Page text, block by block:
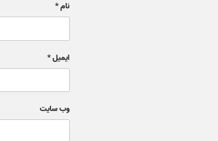
نام*
ایمیل*
وب‌ سایت